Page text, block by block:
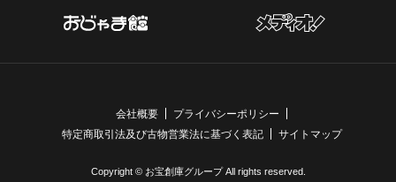
会社概要
プライバシーポリシー
特定商取引法及び古物営業法に基づく表記
サイトマップ
Copyright © お宝創庫グループ All rights reserved.